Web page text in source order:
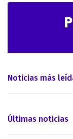
Noticias más
Últimas noticias